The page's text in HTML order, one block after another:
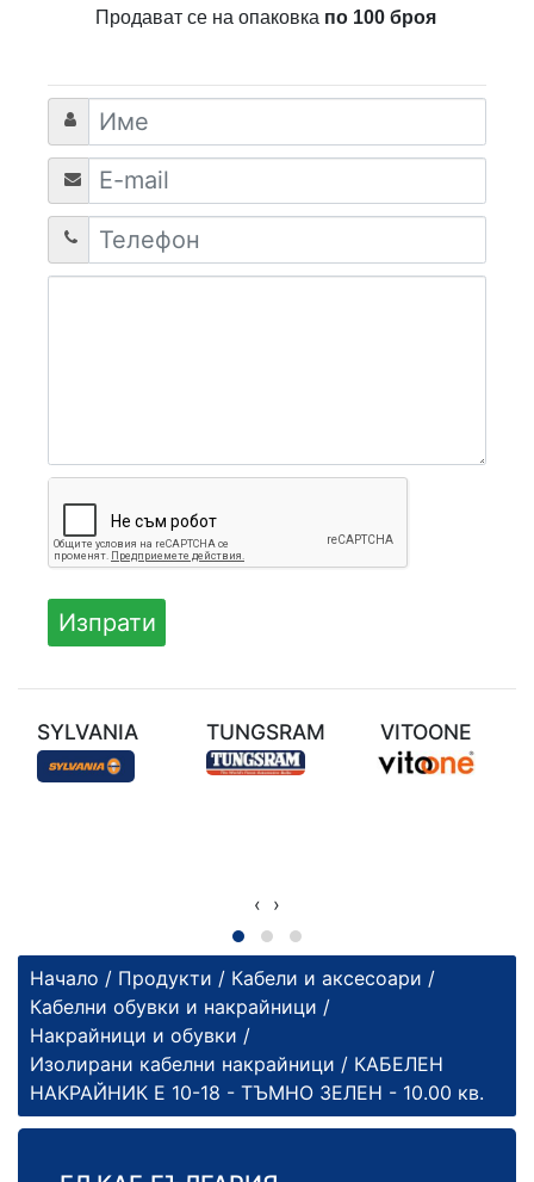
Продават се на опаковка по 100 броя
SYLVANIA TUNGSRAM VITOONE
‹ ›
Начало / Продукти / Кабели и аксесоари /
Кабелни обувки и накрайници /
Накрайници и обувки /
Изолирани кабелни накрайници / КАБЕЛЕН
НАКРАЙНИК Е 10-18 - ТЪМНО ЗЕЛЕН - 10.00 кв.